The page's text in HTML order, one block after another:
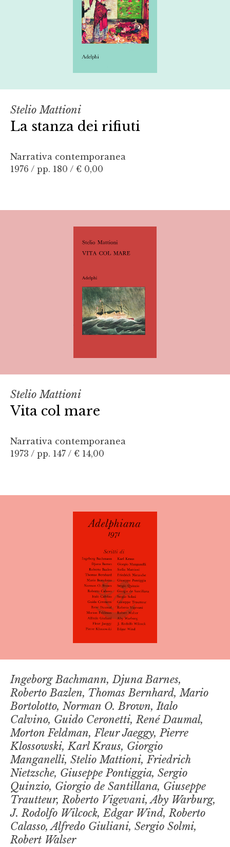
Stelio Mattioni
La stanza dei rifiuti
Narrativa contemporanea
1976 / pp. 180 / € 0,00
Stelio Mattioni
Vita col mare
Narrativa contemporanea
1973 / pp. 147 / € 14,00
Ingeborg Bachmann, Djuna Barnes,
Roberto Bazlen, Thomas Bernhard, Mario
Bortolotto, Norman O. Brown, Italo
Calvino, Guido Ceronetti, René Daumal,
Morton Feldman, Fleur Jaeggy, Pierre
Klossowski, Karl Kraus, Giorgio
Manganelli, Stelio Mattioni, Friedrich
Nietzsche, Giuseppe Pontiggia, Sergio
Quinzio, Giorgio de Santillana, Giuseppe
Trautteur, Roberto Vigevani, Aby Warburg,
J. Rodolfo Wilcock, Edgar Wind, Roberto
Calasso, Alfredo Giuliani, Sergio Solmi,
Robert Walser